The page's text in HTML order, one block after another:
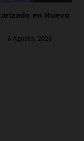
en Nuevo
- 6 Agosto, 2026